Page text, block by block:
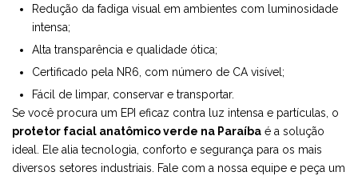
Redução da fadiga visual em ambientes com luminosidade
intensa;
Alta transparência e qualidade ótica;
Certificado pela NR6, com número de CA visível;
Fácil de limpar, conservar e transportar.
Se você procura um EPI eficaz contra luz intensa e partículas, o
protetor facial anatômico verde na Paraíba é a solução
ideal. Ele alia tecnologia, conforto e segurança para os mais
diversos setores industriais. Fale com a nossa equipe e peça um